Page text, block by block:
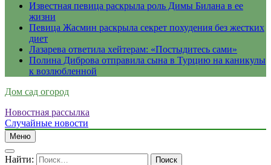
Известная певица раскрыла роль Димы Билана в ее
жизни
Певица Жасмин раскрыла секрет похудения без жестких
диет
Лазарева ответила хейтерам: «Постыдитесь сами»
Полина Диброва отправила сына в Турцию на каникулы
к возлюбленной
Дом сад огород
Новостная рассылка
Случайные новости
Меню
Найти: